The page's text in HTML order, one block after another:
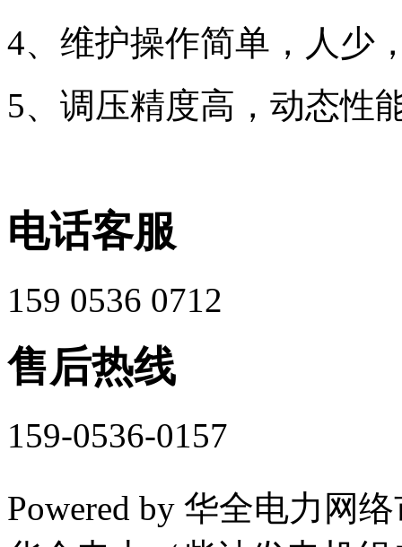
4、维护操作简单，人少
5、调压精度高，动态性
电话客服
159 0536 0712
售后热线
159-0536-0157
Powered by 华全电力网